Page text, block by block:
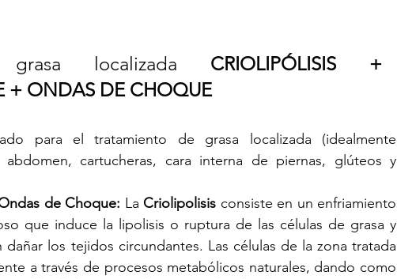
grasa localizada CRIOLIPÓLISIS +
+ ONDAS DE CHOQUE
para el tratamiento de grasa localizada (idealmente
cartucheras, cara interna de piernas, glúteos y
de Choque: La Criolipolisis consiste en un enfriamiento
que induce la lipolisis o ruptura de las células de grasa y
dañar los tejidos circundantes. Las células de la zona tratada
a través de procesos metabólicos naturales, dando como